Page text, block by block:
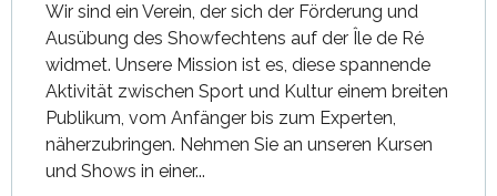
Wir sind ein Verein, der sich der Förderung und
Ausübung des Showfechtens auf der Île de Ré
widmet. Unsere Mission ist es, diese spannende
Aktivität zwischen Sport und Kultur einem breiten
Publikum, vom Anfänger bis zum Experten,
näherzubringen. Nehmen Sie an unseren Kursen
und Shows in einer...